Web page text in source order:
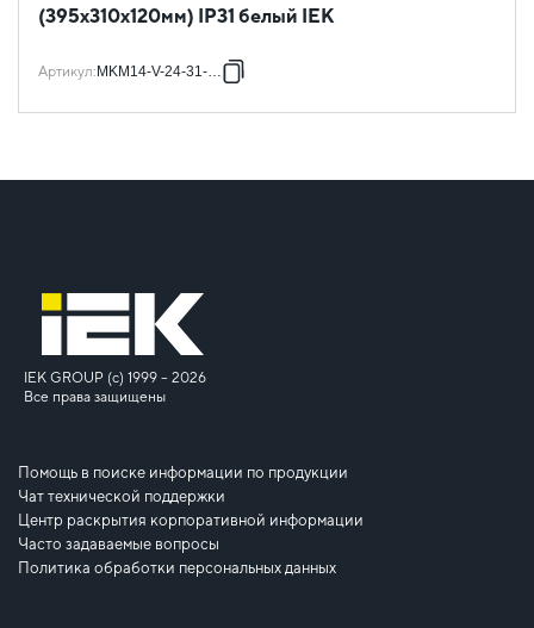
(395х310х120мм) IP31 белый IEK
Артикул:MKM14-V-24-31-TW
IEK GROUP (c) 1999 – 2026
Все права защищены
Помощь в поиске информации по продукции
Чат технической поддержки
Центр раскрытия корпоративной информации
Часто задаваемые вопросы
Политика обработки персональных данных